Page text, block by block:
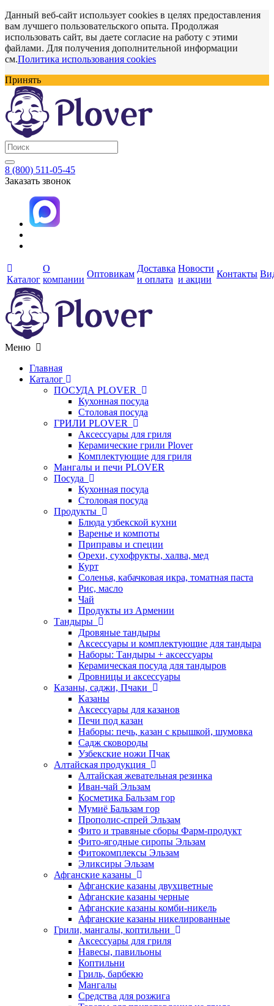
Данный веб-сайт использует cookies в целях предоставления
вам лучшего пользовательского опыта. Продолжая
использовать сайт, вы даете согласие на работу с этими
файлами. Для получения дополнительной информации
см.Политика использования cookies
Принять
8 (800) 511-05-45
Заказать звонок
Каталог
О
компании
Оптовикам
Доставка
и оплата
Новости
и акции
Контакты
Меню
Главная
Каталог
ПОСУДА PLOVER
Кухонная посуда
Столовая посуда
ГРИЛИ PLOVER
Аксессуары для гриля
Керамические грили Plover
Комплектующие для гриля
Мангалы и печи PLOVER
Посуда
Кухонная посуда
Столовая посуда
Продукты
Блюда узбекской кухни
Варенье и компоты
Приправы и специи
Орехи, сухофрукты, халва, мед
Курт
Соленья, кабачковая икра, томатная паста
Рис, масло
Чай
Продукты из Армении
Тандыры
Дровяные тандыры
Аксессуары и комплектующие для тандыра
Наборы: Тандыры + аксессуары
Керамическая посуда для тандыров
Дровницы и аксессуары
Казаны, саджи, Пчаки
Казаны
Аксессуары для казанов
Печи под казан
Наборы: печь, казан с крышкой, шумовка
Садж сковороды
Узбекские ножи Пчак
Алтайская продукция
Алтайская жевательная резинка
Иван-чай Эльзам
Косметика Бальзам гор
Мумиё Бальзам гор
Прополис-спрей Эльзам
Фито и травяные сборы Фарм-продукт
Фито-ягодные сиропы Эльзам
Фитокомплексы Эльзам
Эликсиры Эльзам
Афганские казаны
Афганские казаны двухцветные
Афганские казаны черные
Афганские казаны комби-никель
Афганские казаны никелированные
Грили, мангалы, коптильни
Аксессуары для гриля
Навесы, павильоны
Коптильни
Гриль, барбекю
Мангалы
Средства для розжига